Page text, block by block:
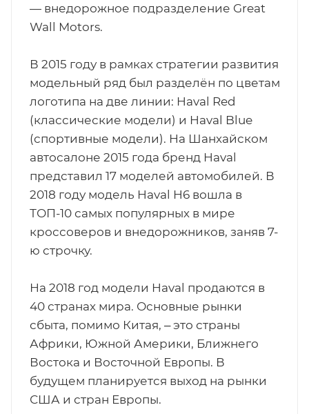
— внедорожное подразделение Great
Wall Motors.
В 2015 году в рамках стратегии развития
модельный ряд был разделён по цветам
логотипа на две линии: Haval Red
(классические модели) и Haval Blue
(спортивные модели). На Шанхайском
автосалоне 2015 года бренд Haval
представил 17 моделей автомобилей. В
2018 году модель Haval H6 вошла в
ТОП-10 самых популярных в мире
кроссоверов и внедорожников, заняв 7-
ю строчку.
На 2018 год модели Haval продаются в
40 странах мира. Основные рынки
сбыта, помимо Китая, ‒ это страны
Африки, Южной Америки, Ближнего
Востока и Восточной Европы. В
будущем планируется выход на рынки
США и стран Европы.